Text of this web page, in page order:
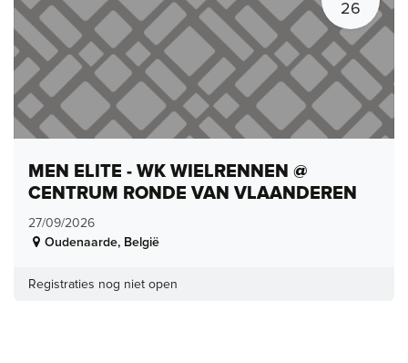
26
MEN ELITE - WK WIELRENNEN @
CENTRUM RONDE VAN VLAANDEREN
27/09/2026
Oudenaarde, België
Registraties nog niet open